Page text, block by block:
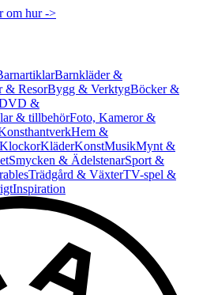
om hur ->
Barnkläder &
& ResorBygg & VerktygBöcker &
&
& tillbehörFoto, Kameror &
Hem &
KlockorKläderKonstMusikMynt &
Smycken & ÄdelstenarSport &
Trädgård & VäxterTV-spel &
Inspiration